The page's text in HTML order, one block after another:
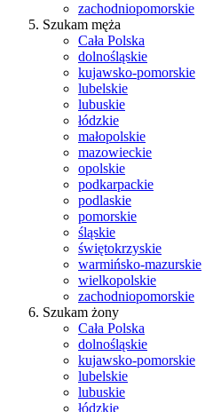
zachodniopomorskie
Szukam męża
Cała Polska
dolnośląskie
kujawsko-pomorskie
lubelskie
lubuskie
łódzkie
małopolskie
mazowieckie
opolskie
podkarpackie
podlaskie
pomorskie
śląskie
świętokrzyskie
warmińsko-mazurskie
wielkopolskie
zachodniopomorskie
Szukam żony
Cała Polska
dolnośląskie
kujawsko-pomorskie
lubelskie
lubuskie
łódzkie